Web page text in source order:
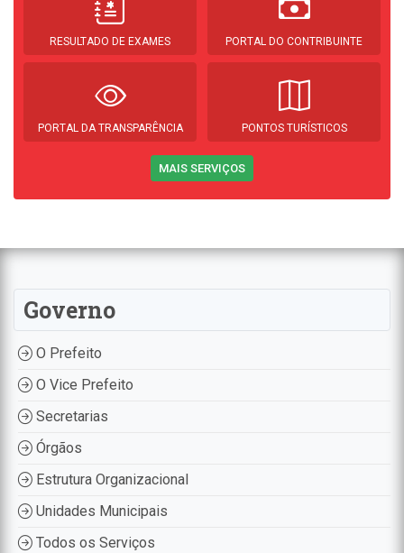
RESULTADO DE EXAMES PORTAL DO CONTRIBUINTE
PORTAL DA TRANSPARÊNCIA PONTOS TURÍSTICOS
MAIS SERVIÇOS
Governo
O Prefeito
O Vice Prefeito
Secretarias
Órgãos
Estrutura Organizacional
Unidades Municipais
Todos os Serviços